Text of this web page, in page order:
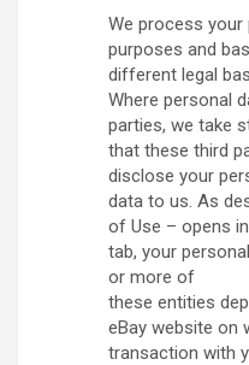
We process
purposes and
different legal
Where personal
parties, we take
that these third
disclose your
data to us. As
of Use – opens
tab, your
or more of
these entities
eBay website on
transaction with